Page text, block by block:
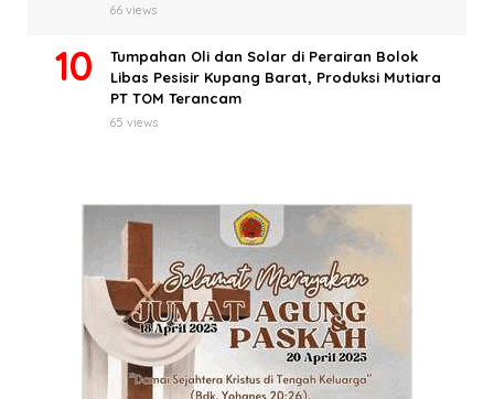
66 views
Tumpahan Oli dan Solar di Perairan Bolok
Libas Pesisir Kupang Barat, Produksi Mutiara
PT TOM Terancam
65 views